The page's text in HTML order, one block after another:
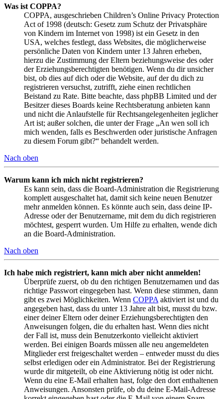
Was ist COPPA?
COPPA, ausgeschrieben Children’s Online Privacy Protection
Act of 1998 (deutsch: Gesetz zum Schutz der Privatsphäre
von Kindern im Internet von 1998) ist ein Gesetz in den
USA, welches festlegt, dass Websites, die möglicherweise
persönliche Daten von Kindern unter 13 Jahren erheben,
hierzu die Zustimmung der Eltern beziehungsweise des oder
der Erziehungsberechtigten benötigen. Wenn du dir unsicher
bist, ob dies auf dich oder die Website, auf der du dich zu
registrieren versuchst, zutrifft, ziehe einen rechtlichen
Beistand zu Rate. Bitte beachte, dass phpBB Limited und der
Besitzer dieses Boards keine Rechtsberatung anbieten kann
und nicht die Anlaufstelle für Rechtsangelegenheiten jeglicher
Art ist; außer solchen, die unter der Frage „An wen soll ich
mich wenden, falls es Beschwerden oder juristische Anfragen
zu diesem Forum gibt?“ behandelt werden.
Nach oben
Warum kann ich mich nicht registrieren?
Es kann sein, dass die Board-Administration die Registrierung
komplett ausgeschaltet hat, damit sich keine neuen Benutzer
mehr anmelden können. Es könnte auch sein, dass deine IP-
Adresse oder der Benutzername, mit dem du dich registrieren
möchtest, gesperrt wurden. Um Hilfe zu erhalten, wende dich
an die Board-Administration.
Nach oben
Ich habe mich registriert, kann mich aber nicht anmelden!
Überprüfe zuerst, ob du den richtigen Benutzernamen und das
richtige Passwort eingegeben hast. Wenn diese stimmen, dann
gibt es zwei Möglichkeiten. Wenn COPPA aktiviert ist und du
angegeben hast, dass du unter 13 Jahre alt bist, musst du bzw.
einer deiner Eltern oder deiner Erziehungsberechtigten den
Anweisungen folgen, die du erhalten hast. Wenn dies nicht
der Fall ist, muss dein Benutzerkonto vielleicht aktiviert
werden. Bei einigen Boards müssen alle neu angemeldeten
Mitglieder erst freigeschaltet werden – entweder musst du dies
selbst erledigen oder ein Administrator. Bei der Registrierung
wurde dir mitgeteilt, ob eine Aktivierung nötig ist oder nicht.
Wenn du eine E-Mail erhalten hast, folge den dort enthaltenen
Anweisungen. Ansonsten prüfe, ob du deine E-Mail-Adresse